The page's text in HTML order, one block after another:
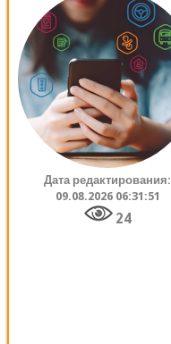
Дата редактирования:
09.08.2026 06:31:51
24